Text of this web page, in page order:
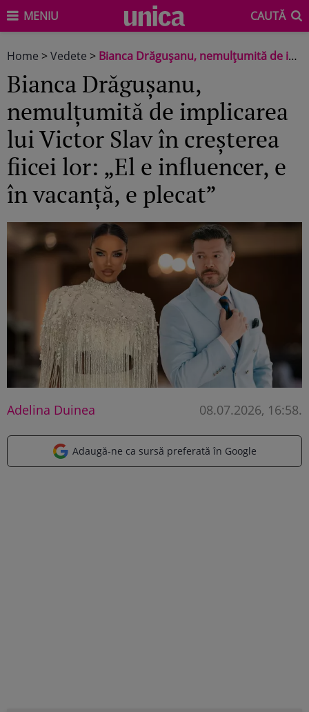
MENIU CAUTĂ
Home >Vedete > Bianca Drăgușanu, nemulțumită de implicarea lui Victor Slav în creșterea fiicei lor: „El e influencer, e în vacanță, e plecat”
Bianca Drăgușanu,
nemulțumită de implicarea
lui Victor Slav în creșterea
fiicei lor: „El e influencer, e
în vacanță, e plecat”
Adelina Duinea 08.07.2026, 16:58.
Adaugă-ne ca sursă preferată în Google